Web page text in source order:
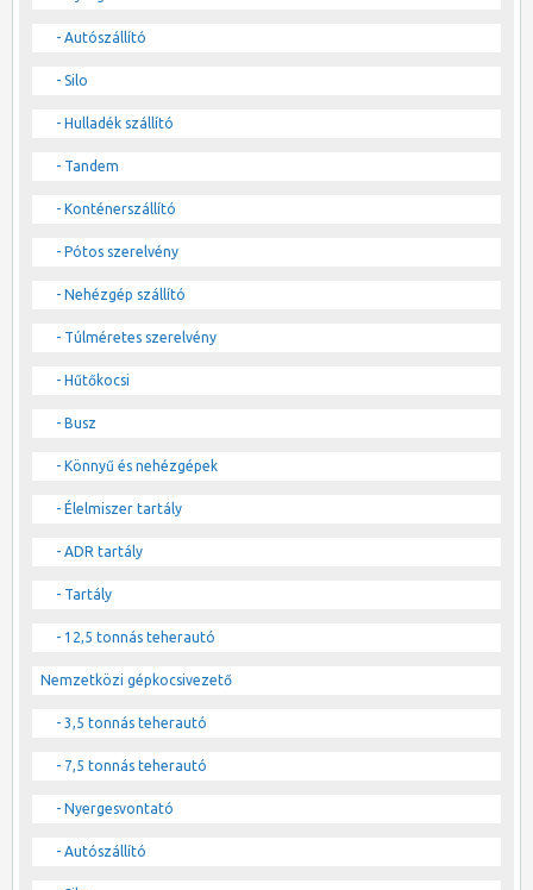
- Autószállító
- Silo
- Hulladék szállító
- Tandem
- Konténerszállító
- Pótos szerelvény
- Nehézgép szállító
- Túlméretes szerelvény
- Hűtőkocsi
- Busz
- Könnyű és nehézgépek
- Élelmiszer tartály
- ADR tartály
- Tartály
- 12,5 tonnás teherautó
Nemzetközi gépkocsivezető
- 3,5 tonnás teherautó
- 7,5 tonnás teherautó
- Nyergesvontató
- Autószállító